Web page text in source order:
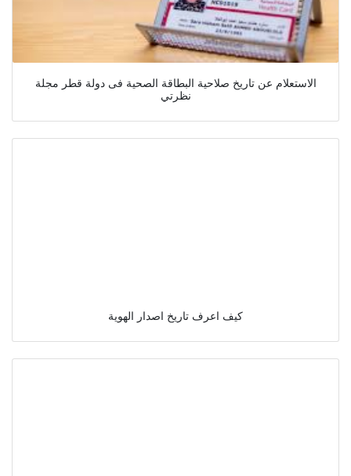
الاستعلام عن تاريخ صلاحية البطاقة الصحية فى دولة قطر مجلة
نظرتي
كيف اعرف تاريخ اصدار الهوية